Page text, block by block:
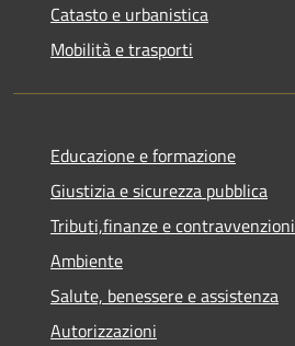
Catasto e urbanistica
Mobilità e trasporti
Educazione e formazione
Giustizia e sicurezza pubblica
Tributi,finanze e contravvenzioni
Ambiente
Salute, benessere e assistenza
Autorizzazioni